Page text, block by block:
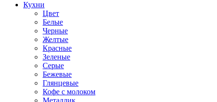
Кухни
Цвет
Белые
Черные
Желтые
Красные
Зеленые
Серые
Бежевые
Глянцевые
Кофе с молоком
Металлик